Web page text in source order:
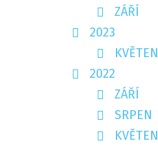
ZÁŘÍ
2023
KVĚTEN
2022
ZÁŘÍ
SRPEN
KVĚTEN